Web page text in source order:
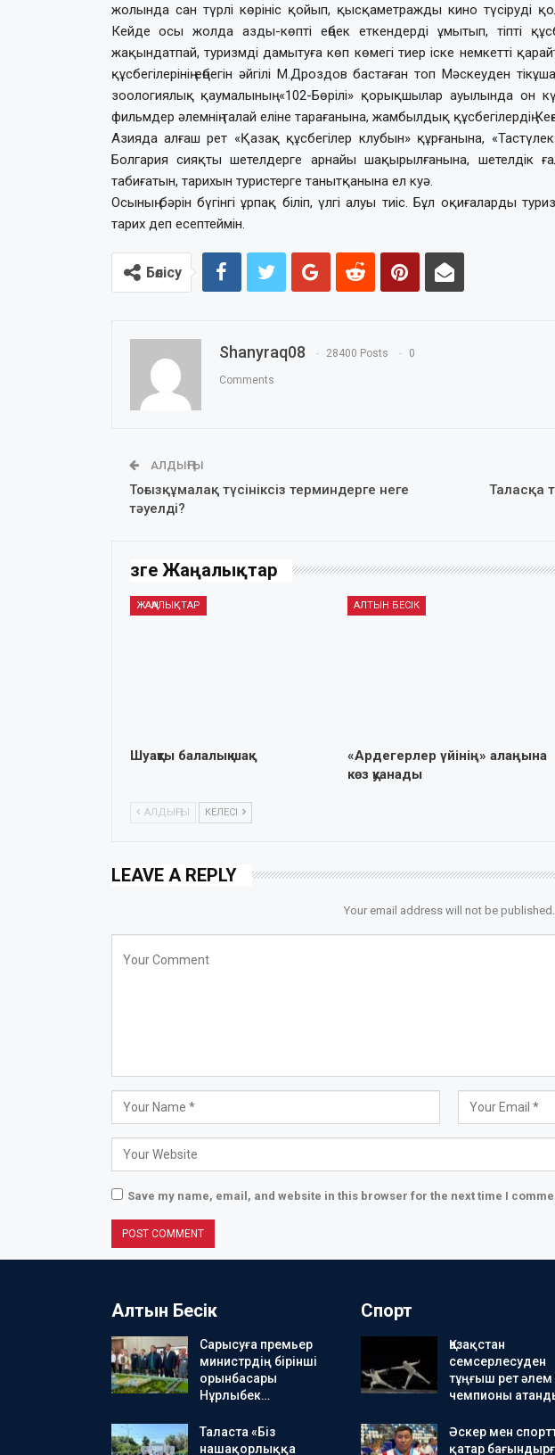
жолында сан түрлі көрініс қойып, қысқаметражды кино түсіруді
Кейде осы жолда азды-көпті еңбек еткендерді ұмытып, тіпті
жақындатпай, туризмді дамытуға көп көмегі тиер іске немкетті
құсбегілерінің еңбегін әйгілі М.Дроздов бастаған топ Мәскеуден
зоологиялық қаумалының «102-Бөрілі» қорықшылар ауылында он
фильмдер әлемнің талай еліне тарағанына, жамбылдық құсбегілердің
Азияда алғаш рет «Қазақ құсбегілер клубын» құрғанына,
Болгария сияқты шетелдерге арнайы шақырылғанына, шетелдік
табиғатын, тарихын туристерге танытқанына ел куә.
Осының бәрін бүгінгі ұрпақ біліп, үлгі алуы тиіс. Бұл оқиғаларды
тарих деп есептеймін.
Бөлісу
Shanyraq08 28400 Posts 0
Comments
АЛДЫҢҒЫ
Тоғызқұмалақ түсініксіз терминдерге неге
тәуелді?
Таласқа
Өзге Жаңалықтар
ЖАҢАЛЫҚТАР
Шуақты балалық шақ
АЛТЫН БЕСІК
«Ардегерлер үйінің» алаңына
көз қуанады
АЛДЫҢҒЫ КЕЛЕСІ
LEAVE A REPLY
Your email address will not be published.
Save my name, email, and website in this browser for the next time I
Алтын Бесік
Сарысуға премьер
министрдің бірінші
орынбасары
Нұрлыбек…
Таласта «Біз
нашақорлыққа
Спорт
Қазақстан
семсерлесуден
тұңғыш рет әлем
чемпионы
Әскер мен
қатар